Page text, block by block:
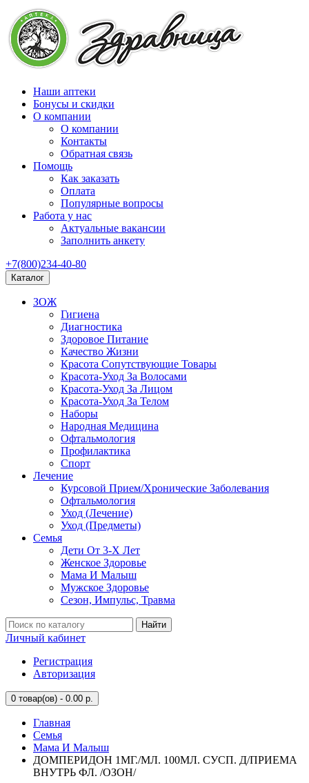
Наши аптеки
Бонусы и скидки
О компании
О компании
Контакты
Обратная связь
Помощь
Как заказать
Оплата
Популярные вопросы
Работа у нас
Актуальные вакансии
Заполнить анкету
+7(800)234-40-80
Каталог
ЗОЖ
Гигиена
Диагностика
Здоровое Питание
Качество Жизни
Красота Сопутствующие Товары
Красота-Уход За Волосами
Красота-Уход За Лицом
Красота-Уход За Телом
Наборы
Народная Медицина
Офтальмология
Профилактика
Спорт
Лечение
Курсовой Прием/Хронические Заболевания
Офтальмология
Уход (Лечение)
Уход (Предметы)
Семья
Дети От 3-Х Лет
Женское Здоровье
Мама И Малыш
Мужское Здоровье
Сезон, Импульс, Травма
Найти
Личный кабинет
Регистрация
Авторизация
0 товар(ов) - 0.00 р.
Главная
Семья
Мама И Малыш
ДОМПЕРИДОН 1МГ./МЛ. 100МЛ. СУСП. Д/ПРИЕМА
ВНУТРЬ ФЛ. /ОЗОН/